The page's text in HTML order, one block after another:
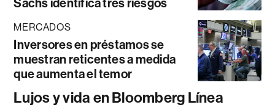
Sachs identifica tres riesgos
MERCADOS
Inversores en préstamos se
muestran reticentes a medida
que aumenta el temor
Lujos y vida en Bloomberg Línea